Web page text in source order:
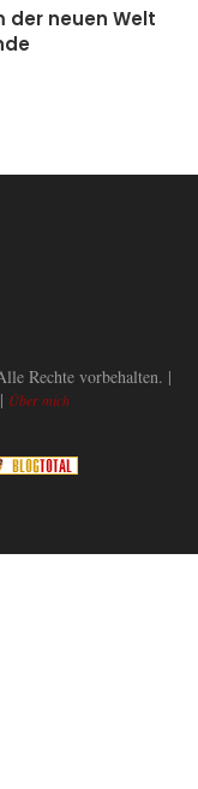
der neuen Welt
Rechte vorbehalten. |
Über mich